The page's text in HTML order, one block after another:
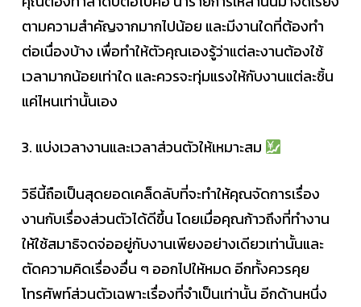
ตามความสำคัญจากมากไปน้อย และมีงานใดที่ต้องทำ
ต่อเนื่องบ้าง เพื่อทำให้ตัวคุณเองรู้ว่าแต่ละงานต้องใช้
เวลามากน้อยเท่าใด และควรจะทุ่มแรงให้กับงานแต่ละชิ้น
แค่ไหนเท่านั้นเอง
3. แบ่งเวลางานและเวลาส่วนตัวให้เหมาะสม
วิธีนี้ถือเป็นสุดยอดเคล็ดลับที่จะทำให้คุณจัดการเรื่อง
งานกับเรื่องส่วนตัวได้ดีขึ้น โดยเมื่อคุณก้าวถึงที่ทำงาน
ให้ใช้สมาธิจดจ่ออยู่กับงานเพียงอย่างเดียวเท่านั้นและ
ตัดความคิดเรื่องอื่น ๆ ออกไปให้หมด อีกทั้งควรคุย
โทรศัพท์ส่วนตัวเฉพาะเรื่องที่จำเป็นเท่านั้น อีกด้านหนึ่ง